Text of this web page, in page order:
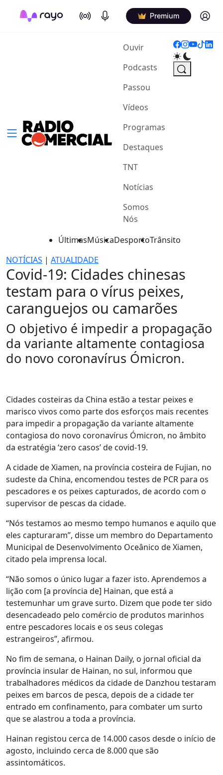
On Air Podcasts Premium Log in
Ouvir(current)
Podcasts
Passou
Vídeos
Programas
Destaques
TNT
Notícias
Somos
Nós
ÚltimasMúsicaDesportoTrânsito
NOTÍCIAS | ATUALIDADE
Covid-19: Cidades chinesas
testam para o vírus peixes,
caranguejos ou camarões
O objetivo é impedir a propagação
da variante altamente contagiosa
do novo coronavírus Ómicron.
Cidades costeiras da China estão a testar peixes e
marisco vivos como parte dos esforços mais recentes
para impedir a propagação da variante altamente
contagiosa do novo coronavírus Ómicron, no âmbito
da estratégia ‘zero casos’ de covid-19.
A cidade de Xiamen, na província costeira de Fujian, no
sudeste da China, encomendou testes de PCR para os
pescadores e os peixes capturados, de acordo com o
supervisor de pescas da cidade.
“Nós testamos ao mesmo tempo humanos e aquilo que
eles capturaram”, disse um membro do Departamento
Municipal de Desenvolvimento Oceânico de Xiamen,
citado pela imprensa local.
“Não somos o único lugar a fazer isto. Aprendemos a
lição com [a província de] Hainan, que está a
testemunhar um grave surto. Dizem que pode ter sido
desencadeado pelo comércio de produtos marinhos
entre pescadores locais e os seus colegas
estrangeiros”, afirmou.
No fim de semana, o Hainan Daily, o jornal oficial da
província insular de Hainan, no sul, informou que
trabalhadores médicos da cidade de Danzhou testaram
peixes em barcos de pesca, depois de a cidade ter
entrado em confinamento, para combater um surto
que se alastrou a toda a província.
Hainan registou cerca de 14.000 casos desde o início de
agosto, incluindo cerca de 8.000 que são
assintomáticos.